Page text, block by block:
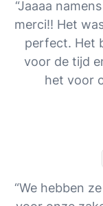
“Jaaaa
merci!! Het
perfect. Het
voor de tijd
het voor
“We hebben